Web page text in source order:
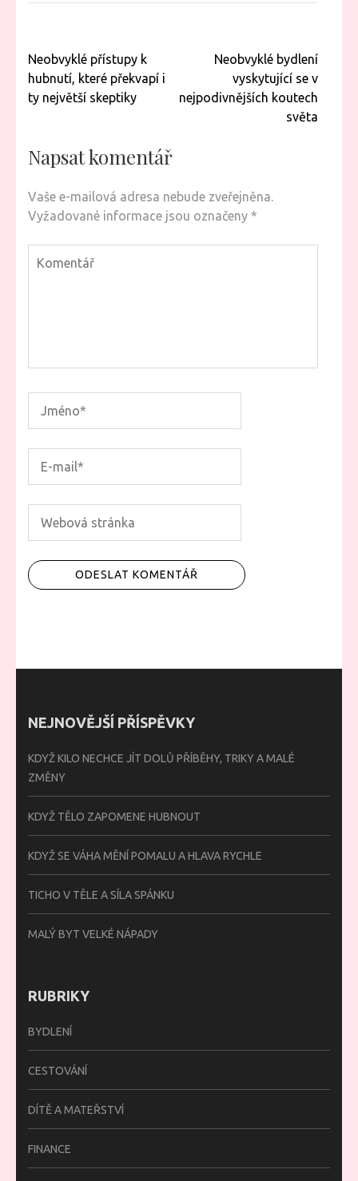
Navigace
pro
příspěvek
Neobvyklé přístupy k
hubnutí, které překvapí i
ty největší skeptiky
Neobvyklé bydlení
vyskytující se v
nejpodivnějších koutech
světa
Napsat komentář
Vaše e-mailová adresa nebude zveřejněna.
Vyžadované informace jsou označeny *
NEJNOVĚJŠÍ PŘÍSPĚVKY
KDYŽ KILO NECHCE JÍT DOLŮ PŘÍBĚHY, TRIKY A MALÉ
ZMĚNY
KDYŽ TĚLO ZAPOMENE HUBNOUT
KDYŽ SE VÁHA MĚNÍ POMALU A HLAVA RYCHLE
TICHO V TĚLE A SÍLA SPÁNKU
MALÝ BYT VELKÉ NÁPADY
RUBRIKY
BYDLENÍ
CESTOVÁNÍ
DÍTĚ A MATEŘSTVÍ
FINANCE